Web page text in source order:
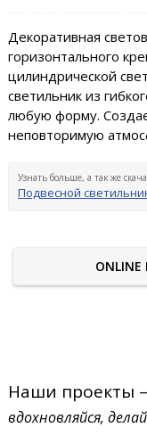
Декоративная
горизонтального
цилиндрической
светильник из
любую форму.
неповторимую
Узнать больше, а так же
Подвесной
Наши проекты
вдохновляйся,